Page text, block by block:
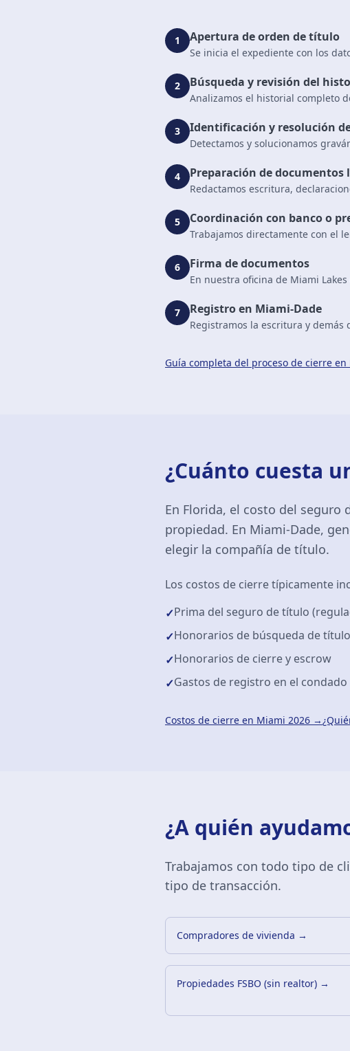
1 Apertura de orden de título
Se inicia el expediente con los
2 Búsqueda y revisión del
Analizamos el historial completo
3 Identificación y resolución
Detectamos y solucionamos
4 Preparación de documentos
Redactamos escritura,
5 Coordinación con banco o
Trabajamos directamente con el
6 Firma de documentos
En nuestra oficina de Miami
7 Registro en Miami-Dade
Registramos la escritura y demás
Guía completa del proceso de cierre
¿Cuánto cuesta
En Florida, el costo del
propiedad. En Miami-Dade,
elegir la compañía de título.
Los costos de cierre típicamente
✓Prima del seguro de título
✓Honorarios de búsqueda de título
✓Honorarios de cierre y escrow
✓Gastos de registro en el condado
Costos de cierre en Miami 2026 →
¿A quién
Trabajamos con todo tipo de
tipo de transacción.
Compradores de vivienda →
Propiedades FSBO (sin realtor) →